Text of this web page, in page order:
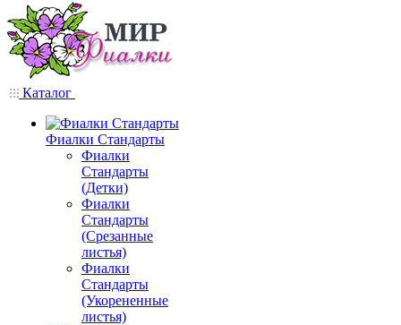
Каталог
Фиалки Стандарты
Фиалки
Стандарты
(Детки)
Фиалки
Стандарты
(Срезанные
листья)
Фиалки
Стандарты
(Укорененные
листья)